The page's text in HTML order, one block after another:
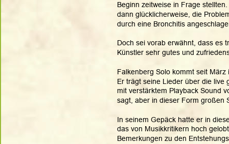
Beginn zeitweise in Frage
dann glücklicherweise, die
durch eine Bronchitis
Doch sei vorab erwähnt, dass es
Künstler sehr gutes und
Falkenberg Solo kommt seit
Er trägt seine Lieder über die
mit verstärktem Playback Sound
sagt, aber in dieser Form großen
In seinem Gepäck hatte er in
das von Musikkritikern hoch
Bemerkungen zu den